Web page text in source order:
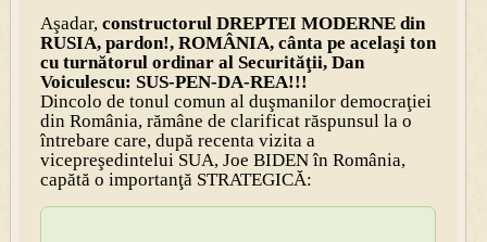
Aşadar, constructorul DREPTEI MODERNE din
RUSIA, pardon!, ROMÂNIA, cânta pe acelaşi ton
cu turnătorul ordinar al Securităţii, Dan
Voiculescu: SUS-PEN-DA-REA!!!
Dincolo de tonul comun al duşmanilor democraţiei
din România, rămâne de clarificat răspunsul la o
întrebare care, după recenta vizita a
vicepreşedintelui SUA, Joe BIDEN în România,
capătă o importanţă STRATEGICĂ: